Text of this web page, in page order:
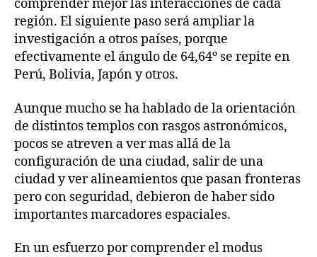
comprender mejor las interacciones de cada
región. El siguiente paso será ampliar la
investigación a otros países, porque
efectivamente el ángulo de 64,64º se repite en
Perú, Bolivia, Japón y otros.
Aunque mucho se ha hablado de la orientación
de distintos templos con rasgos astronómicos,
pocos se atreven a ver mas allá de la
configuración de una ciudad, salir de una
ciudad y ver alineamientos que pasan fronteras
pero con seguridad, debieron de haber sido
importantes marcadores espaciales.
En un esfuerzo por comprender el modus